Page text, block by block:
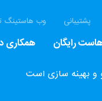
همکاری رایگان
وب هاستینگ پشتیبانی
و بهینه سازی است